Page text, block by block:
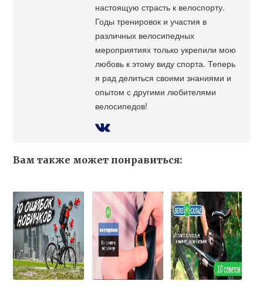
настоящую страсть к велоспорту.
Годы тренировок и участия в
различных велосипедных
мероприятиях только укрепили мою
любовь к этому виду спорта. Теперь
я рад делиться своими знаниями и
опытом с другими любителями
велосипедов!
Вам также может понравиться: